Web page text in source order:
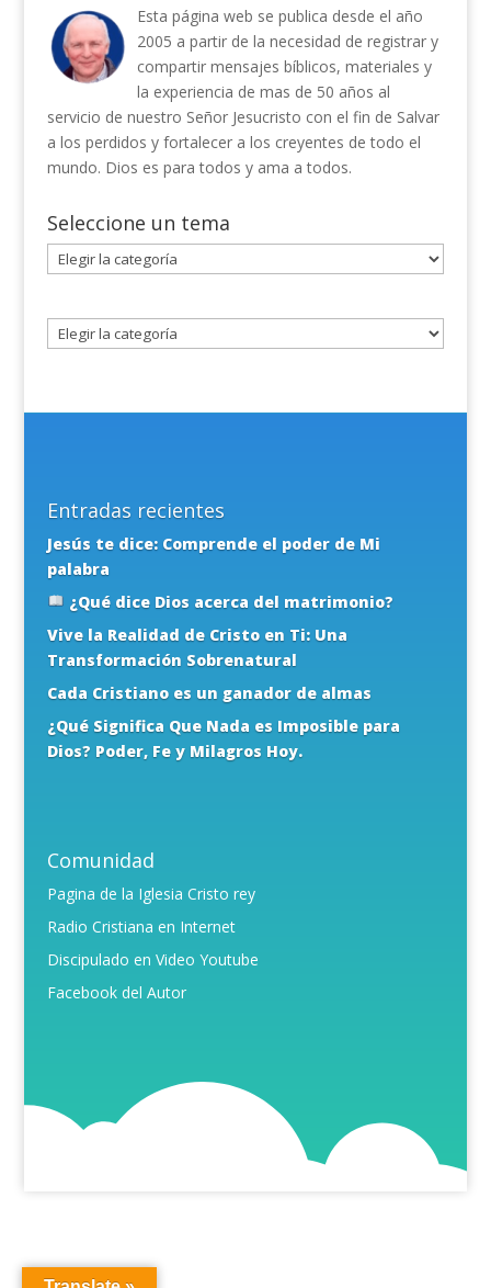
Esta página web se publica desde el año
2005 a partir de la necesidad de registrar y
compartir mensajes bíblicos, materiales y
la experiencia de mas de 50 años al
servicio de nuestro Señor Jesucristo con el fin de Salvar
a los perdidos y fortalecer a los creyentes de todo el
mundo. Dios es para todos y ama a todos.
Seleccione un tema
Seleccione
un
Entradas recientes
Jesús te dice: Comprende el poder de Mi
palabra
¿Qué dice Dios acerca del matrimonio?
Vive la Realidad de Cristo en Ti: Una
Transformación Sobrenatural
Cada Cristiano es un ganador de almas
¿Qué Significa Que Nada es Imposible para
Dios? Poder, Fe y Milagros Hoy.
Comunidad
Pagina de la Iglesia Cristo rey
Radio Cristiana en Internet
Discipulado en Video Youtube
Facebook del Autor